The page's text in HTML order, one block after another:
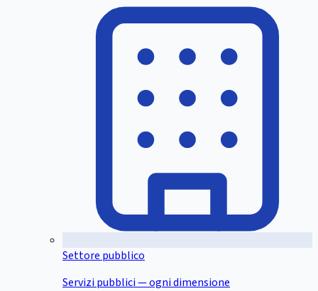
Settore pubblico
Servizi pubblici — ogni dimensione